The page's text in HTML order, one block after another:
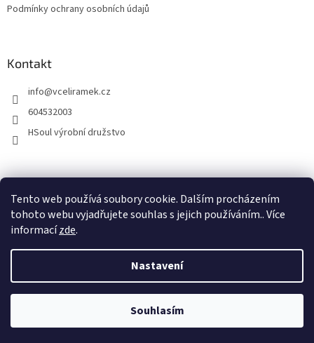
Tento web používá soubory cookie. Dalším procházením
tohoto webu vyjadřujete souhlas s jejich používáním.. Více
informacízde.
Nastavení
Souhlasím
Vážení zákazníci, od 7.8. do 14.8.2026 čerpáme dovolenou. Vaše dotazy
Podmínky ochrany osobních údajů
Kontakt
info@vceliramek.cz
604532003
HSoul výrobní družstvo
Copyright 2026Včelírámek.cz. Všechna práva vyhrazena.Upravit
nastavení cookies